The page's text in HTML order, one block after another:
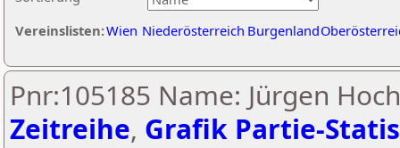
Vereinslisten:Wien Niederösterreich Burgenland
Pnr:105185 Name: Jürgen
Zeitreihe, Grafik Partie-